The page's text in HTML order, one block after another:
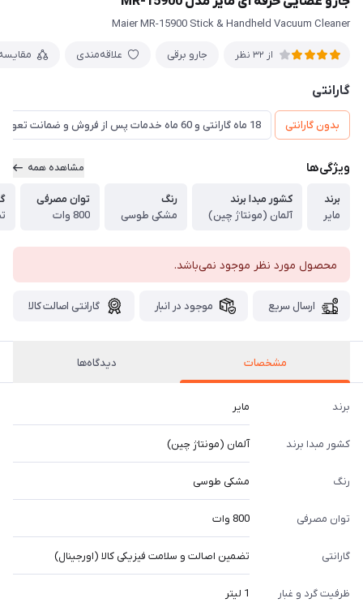
Maier MR-15900 Stick & Handheld Vacuum Cleaner
از 32 نظر جارو برقی علاقه‌مندی
گارانتی
بدون گارانتی 18 ماه گارانتی و 60 ماه خدمات پس از فروش و ضمانت تعویض
ویژگی‌ها مشاهده همه
برند
مایر
کشور مبدا برند
آلمان (مونتاژ چین)
رنگ
مشکی طوسی
توان مصرفی
800 وات
محصول مورد نظر موجود نمی‌باشد.
ارسال سریع موجود در انبار گارانتی اصالت کالا
مشخصات دیدگاه‌ها
برند مایر
کشور مبدا برند آلمان (مونتاژ چین)
رنگ مشکی طوسی
توان مصرفی 800 وات
گارانتی تضمین اصالت و سلامت فیزیکی کالا (اورجینال)
ظرفیت گرد و غبار 1 لیتر